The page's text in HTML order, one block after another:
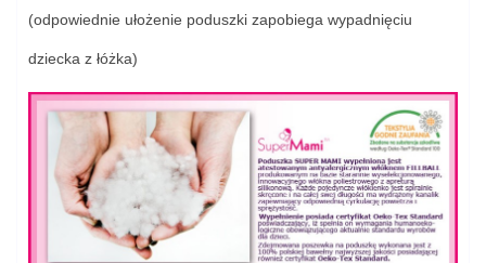
(odpowiednie ułożenie poduszki zapobiega wypadnięciu
dziecka z łóżka)